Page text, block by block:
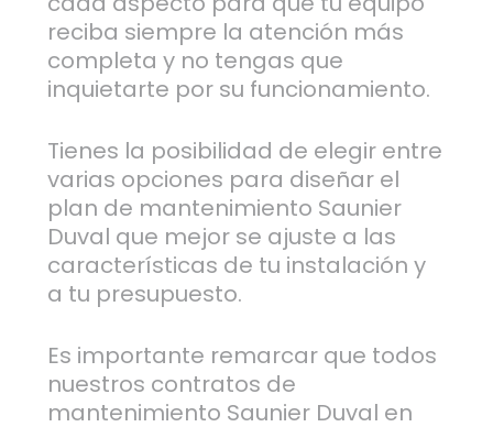
reciba siempre la atención más
completa y no tengas que
inquietarte por su funcionamiento.
Tienes la posibilidad de elegir entre
varias opciones para diseñar el
plan de mantenimiento Saunier
Duval que mejor se ajuste a las
características de tu instalación y
a tu presupuesto.
Es importante remarcar que todos
nuestros contratos de
mantenimiento Saunier Duval en